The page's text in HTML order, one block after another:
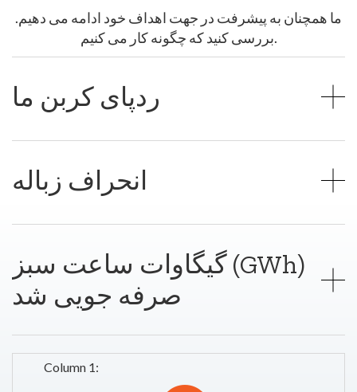
ما همچنان به پیشرفت در جهت اهداف خود ادامه می دهیم.
بررسی کنید که چگونه کار می کنیم.
ردپای کربن ما
انحراف زباله
گیگاوات ساعت سبز (GWh)